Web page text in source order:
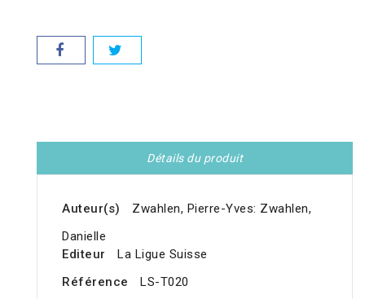
Détails du produit
Auteur(s)
Zwahlen, Pierre-Yves: Zwahlen,
Danielle
Editeur
La Ligue Suisse
Référence
LS-T020